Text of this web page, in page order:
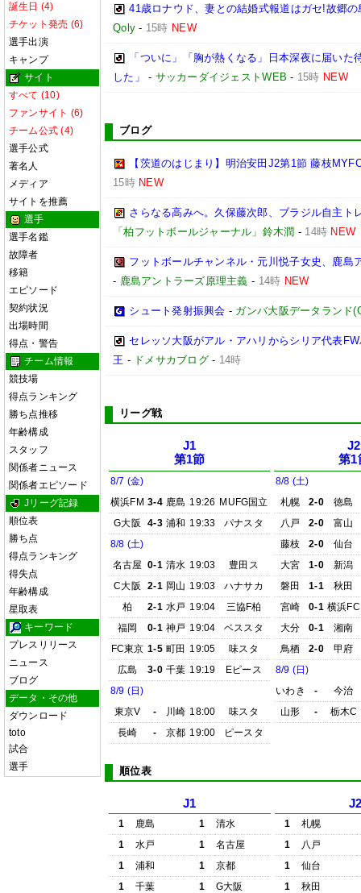
誕生日 (4)
チケット発売 (6)
選手出演
キャンプ
サイト
すべて (10)
ファンサイト (6)
チーム公式 (4)
選手公式
著名人
メディア
サイトを推薦
選手
選手名鑑
故障者
移籍
エピソード
契約状況
出場時間
得点・警告
チーム情報
競技場
得点ランキング
勝ち点推移
年齢構成
スタッフ
関係者ニュース
関係者エピソード
Jリーグ記録
順位表
勝ち点
得点ランキング
得失点
年齢構成
星取表
キーワード
プレスリリース
ニュース
ブログ
データ・その他
ダウンロード
toto
試合
選手
41歳ロナウド、妻との結婚式報道はガセ!故郷
Qoly - 15時 NEW
「ついに」「胸が熱くなる」日本深夜に届い
した」
- サッカーダイジェストWEB - 15時 NEW
ブログ
【茨道のはじまり】明治安田J2第1節 藤枝
15時 NEW
さらなる高みへ。久保藤次郎、ブラジル自主
「柏フットボールジャーナル」鈴木潤 - 14時 NEW
フットボールチャンネル・元川悦子女史、鹿島
- 鹿島アントラーズ原理主義 - 14時 NEW
シュート発射振興会 - ガンバ大阪データランド
セレッソ大阪がアル・アハリからシリア代表
王 - ドメサカブログ- 14時
リーグ戦
J1
第1節
8/7 (金)
横浜FM 3-4 鹿島 19:26 MUFG国立
G大阪
4-3 浦和 19:33
パナスタ
8/8 (土)
名古屋 0-1 清水 19:03
豊田ス
C大阪
2-1 岡山 19:03
ハナサカ
柏
2-1 水戸 19:04
三協F柏
福岡
0-1 神戸 19:04
ベススタ
FC東京 1-5 町田 19:05
味スタ
広島
3-0 千葉 19:19
Eピース
8/9 (日)
東京V
- 川崎 18:00
味スタ
長崎
- 京都 19:00 ピースタ
J2
第1
8/8 (土)
札幌
2-0
徳島
八戸
2-0
富山
藤枝
2-0
仙台
大宮
1-0
新潟
磐田
1-1
秋田
宮崎
0-1 横浜FC
大分
0-1
湘南
鳥栖
2-0
甲府
8/9 (日)
いわき
-
今治
山形
- 栃木C
順位表
J1
1 鹿島 1
清水
1
水戸 1
名古屋
1
浦和 1
京都
1
千葉 1
G大阪
1
札幌
1
八戸
1
仙台
1
秋田